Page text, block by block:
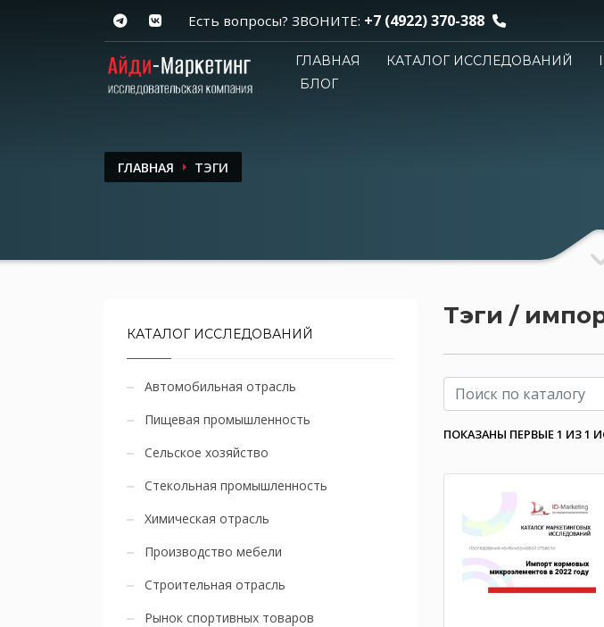
Есть вопросы? ЗВОНИТЕ: +7 (4922) 370-388
ГЛАВНАЯ КАТАЛОГ ИССЛЕДОВАНИЙ
БЛОГ
ГЛАВНАЯ ТЭГИ
Тэги /
ПОКАЗАНЫ ПЕРВЫЕ 1 ИЗ 1
КАТАЛОГ ИССЛЕДОВАНИЙ
Автомобильная отрасль
Пищевая промышленность
Сельское хозяйство
Стекольная промышленность
Химическая отрасль
Производство мебели
Строительная отрасль
Рынок спортивных товаров